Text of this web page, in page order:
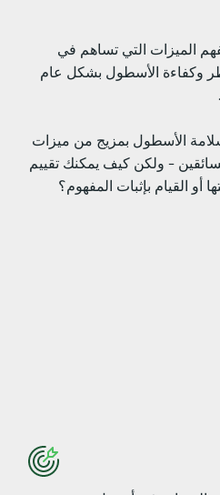
التي تساهم في
الأسطول بشكل عام
بمزيج من ميزات
- ولكن كيف يمكنك تقييم
بإثبات المفهوم؟